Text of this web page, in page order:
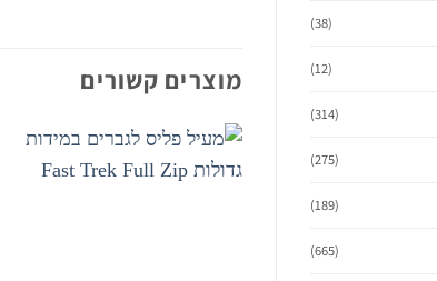
(38)
(12)
(314)
(275)
(189)
(665)
מוצרים קשורים